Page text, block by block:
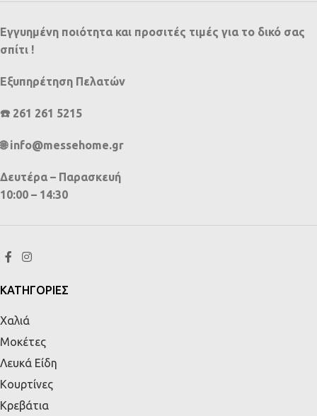
Εγγυημένη ποιότητα και προσιτές τιμές για το δικό σας
σπίτι !
Εξυπηρέτηση Πελατών
☎️ 261 261 5215
🌐 info@messehome.gr
Δευτέρα – Παρασκευή
10:00 – 14:30
ΚΑΤΗΓΟΡΙΕΣ
Χαλιά
Μοκέτες
Λευκά Είδη
Κουρτίνες
Κρεβάτια